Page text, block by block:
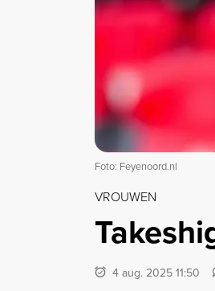
Foto: Feyenoord.nl
VROUWEN
4 aug. 2025 11:50